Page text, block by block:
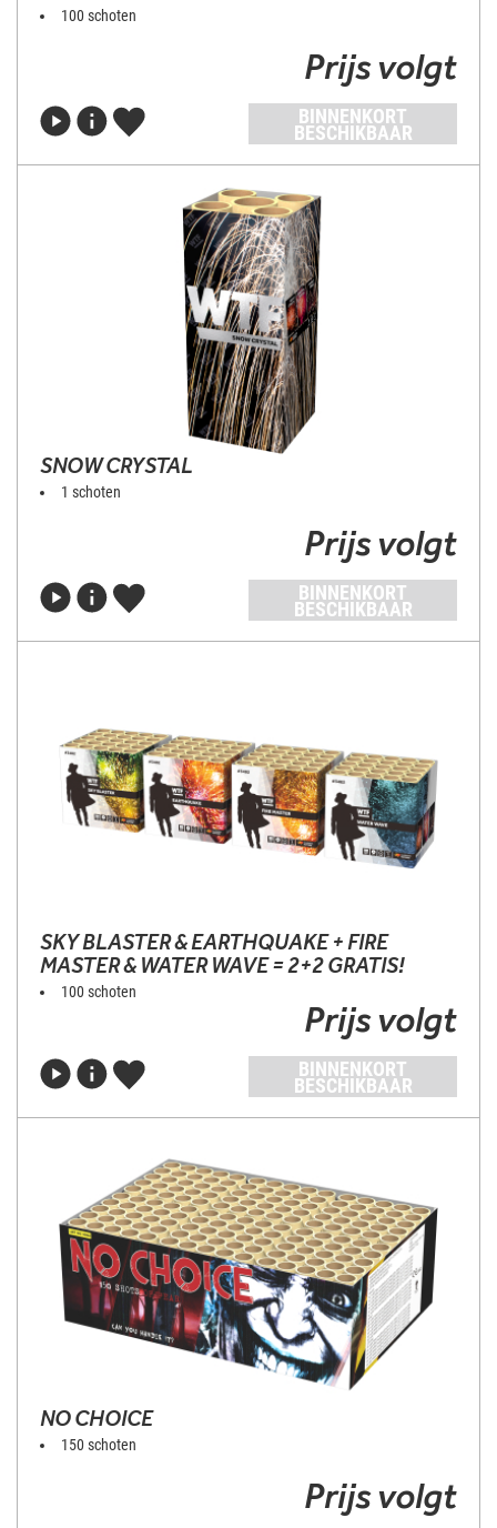
100 schoten
Prijs volgt
BINNENKORT
BESCHIKBAAR
SNOW CRYSTAL
1 schoten
Prijs volgt
BINNENKORT
BESCHIKBAAR
SKY BLASTER & EARTHQUAKE + FIRE
MASTER & WATER WAVE = 2+2 GRATIS!
100 schoten
Prijs volgt
BINNENKORT
BESCHIKBAAR
NO CHOICE
150 schoten
Prijs volgt